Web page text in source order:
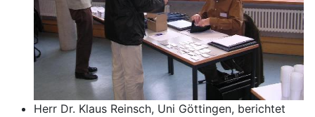
Herr Dr. Klaus Reinsch, Uni Göttingen, berichtet